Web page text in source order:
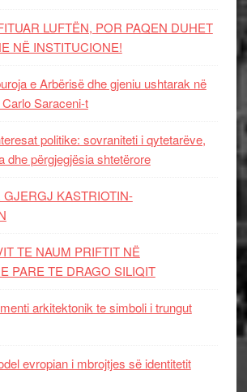
LUFTËN, POR PAQEN DUHET
NË INSTITUCIONE!
e Arbërisë dhe gjeniu ushtarak në
Saraceni-t
politike: sovraniteti i qytetarëve,
dhe përgjegjësia shtetërore
KASTRIOTIN-
TE NAUM PRIFTIT NË
PARE TE DRAGO SILIQIT
arkitektonik te simboli i trungut
evropian i mbrojtjes së identitetit